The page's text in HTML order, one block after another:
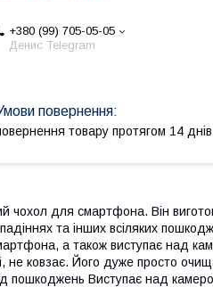
+380 (99) 705-05-05
Денис Telegram
товару протягом 14 днів
чохол для смартфона. Він
та інших всіляких
а також виступає над
не ковзає. Його дуже просто
пошкоджень Виступає над